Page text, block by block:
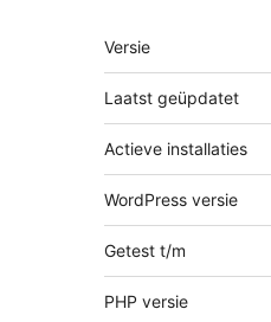
Meta
Versie
Laatst geüpdatet
Actieve installaties
WordPress versie
Getest t/m
PHP versie